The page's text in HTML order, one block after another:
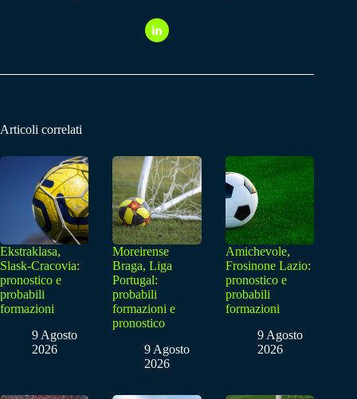
Articoli correlati
Ekstraklasa,
Slask-Cracovia:
pronostico e
probabili
formazioni
9 Agosto
2026
Moreirense
Braga, Liga
Portugal:
probabili
formazioni e
pronostico
9 Agosto
2026
Amichevole,
Frosinone Lazio:
pronostico e
probabili
formazioni
9 Agosto
2026